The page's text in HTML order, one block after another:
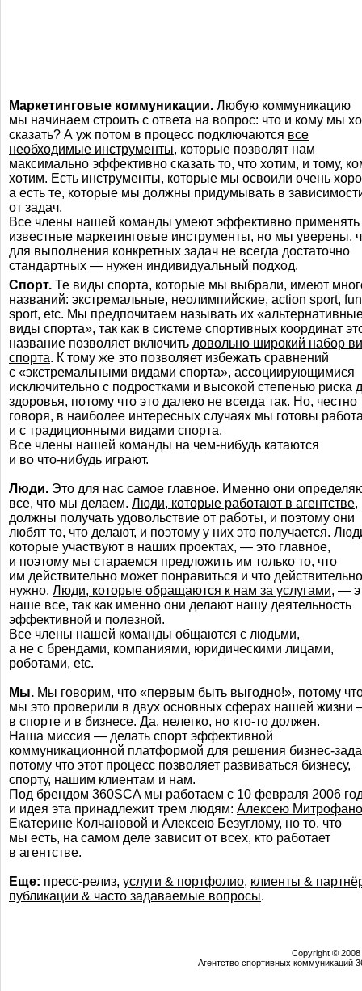
Маркетинговые коммуникации. Любую коммуникацию
мы начинаем строить с ответа на вопрос: что и кому мы
сказать? А уж потом в процесс подключаются все
необходимые инструменты, которые позволят нам
максимально эффективно сказать то, что хотим, и тому,
хотим. Есть инструменты, которые мы освоили очень
а есть те, которые мы должны придумывать в
от задач.
Все члены нашей команды умеют эффективно применять
известные маркетинговые инструменты, но мы уверены,
для выполнения конкретных задач не всегда достаточно
стандартных — нужен индивидуальный подход.
Спорт. Те виды спорта, которые мы выбрали, имеют
названий: экстремальные, неолимпийские, action sport, fun
sport, etc. Мы предпочитаем называть их
виды спорта», так как в системе спортивных координат
название позволяет включить довольно широкий набор
спорта. К тому же это позволяет избежать сравнений
с «экстремальными видами спорта», ассоциирующимися
исключительно с подростками и высокой степенью риска
здоровья, потому что это далеко не всегда так. Но, честно
говоря, в наиболее интересных случаях мы готовы
и с традиционными видами спорта.
Все члены нашей команды на чем-нибудь катаются
и во что-нибудь играют.
Люди. Это для нас самое главное. Именно они
все, что мы делаем. Люди, которые работают в агентстве,
должны получать удовольствие от работы, и поэтому они
любят то, что делают, и поэтому у них это получается.
которые участвуют в наших проектах, — это главное,
и поэтому мы стараемся предложить им только то, что
им действительно может понравиться и что действительно
нужно. Люди, которые обращаются к нам за услугами, —
наше все, так как именно они делают нашу деятельность
эффективной и полезной.
Все члены нашей команды общаются с людьми,
а не с брендами, компаниями, юридическими лицами,
роботами, etc.
Мы. Мы говорим, что «первым быть выгодно!», потому
мы это проверили в двух основных сферах нашей жизни
в спорте и в бизнесе. Да, нелегко, но кто-то должен.
Наша миссия — делать спорт эффективной
коммуникационной платформой для решения бизнес-
потому что этот процесс позволяет развиваться бизнесу,
спорту, нашим клиентам и нам.
Под брендом 360SCA мы работаем с 10 февраля 2006
и идея эта принадлежит трем людям: Алексею
Екатерине Колчановой и Алексею Безуглому, но то, что
мы есть, на самом деле зависит от всех, кто работает
в агентстве.
Еще: пресс-релиз, услуги & портфолио, клиенты &
публикации & часто задаваемые вопросы.
Copyright © 2008
Агентство спортивных коммуникаций